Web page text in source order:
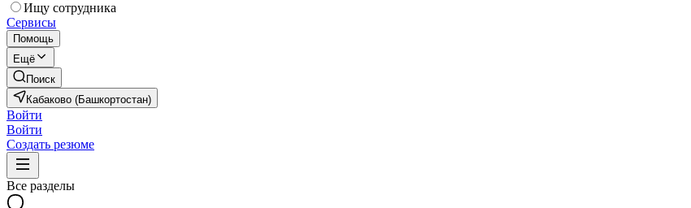
Ищу сотрудника
Сервисы
Помощь
Ещё
Поиск
Кабаково (Башкортостан)
Войти
Войти
Создать резюме
Все разделы